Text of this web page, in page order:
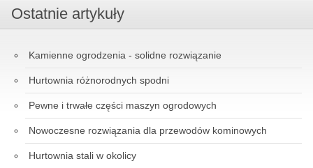
Ostatnie artykuły
Kamienne ogrodzenia - solidne rozwiązanie
Hurtownia różnorodnych spodni
Pewne i trwałe części maszyn ogrodowych
Nowoczesne rozwiązania dla przewodów kominowych
Hurtownia stali w okolicy